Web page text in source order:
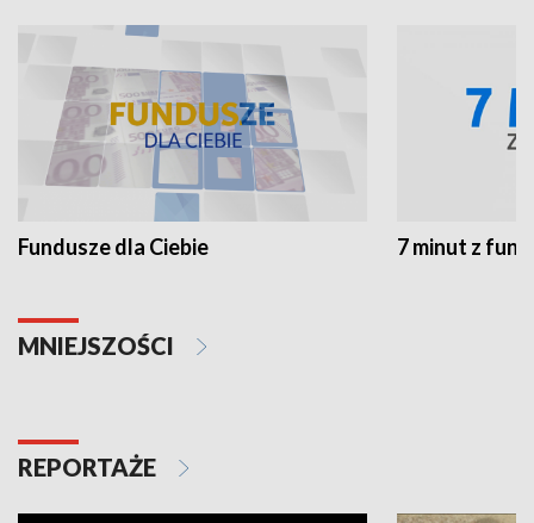
Fundusze dla Ciebie 7 minut z
MNIEJSZOŚCI
REPORTAŻE